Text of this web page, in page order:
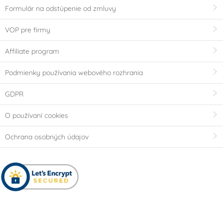
Formulár na odstúpenie od zmluvy
VOP pre firmy
Affiliate program
Podmienky používania webového rozhrania
GDPR
O používaní cookies
Ochrana osobných údajov